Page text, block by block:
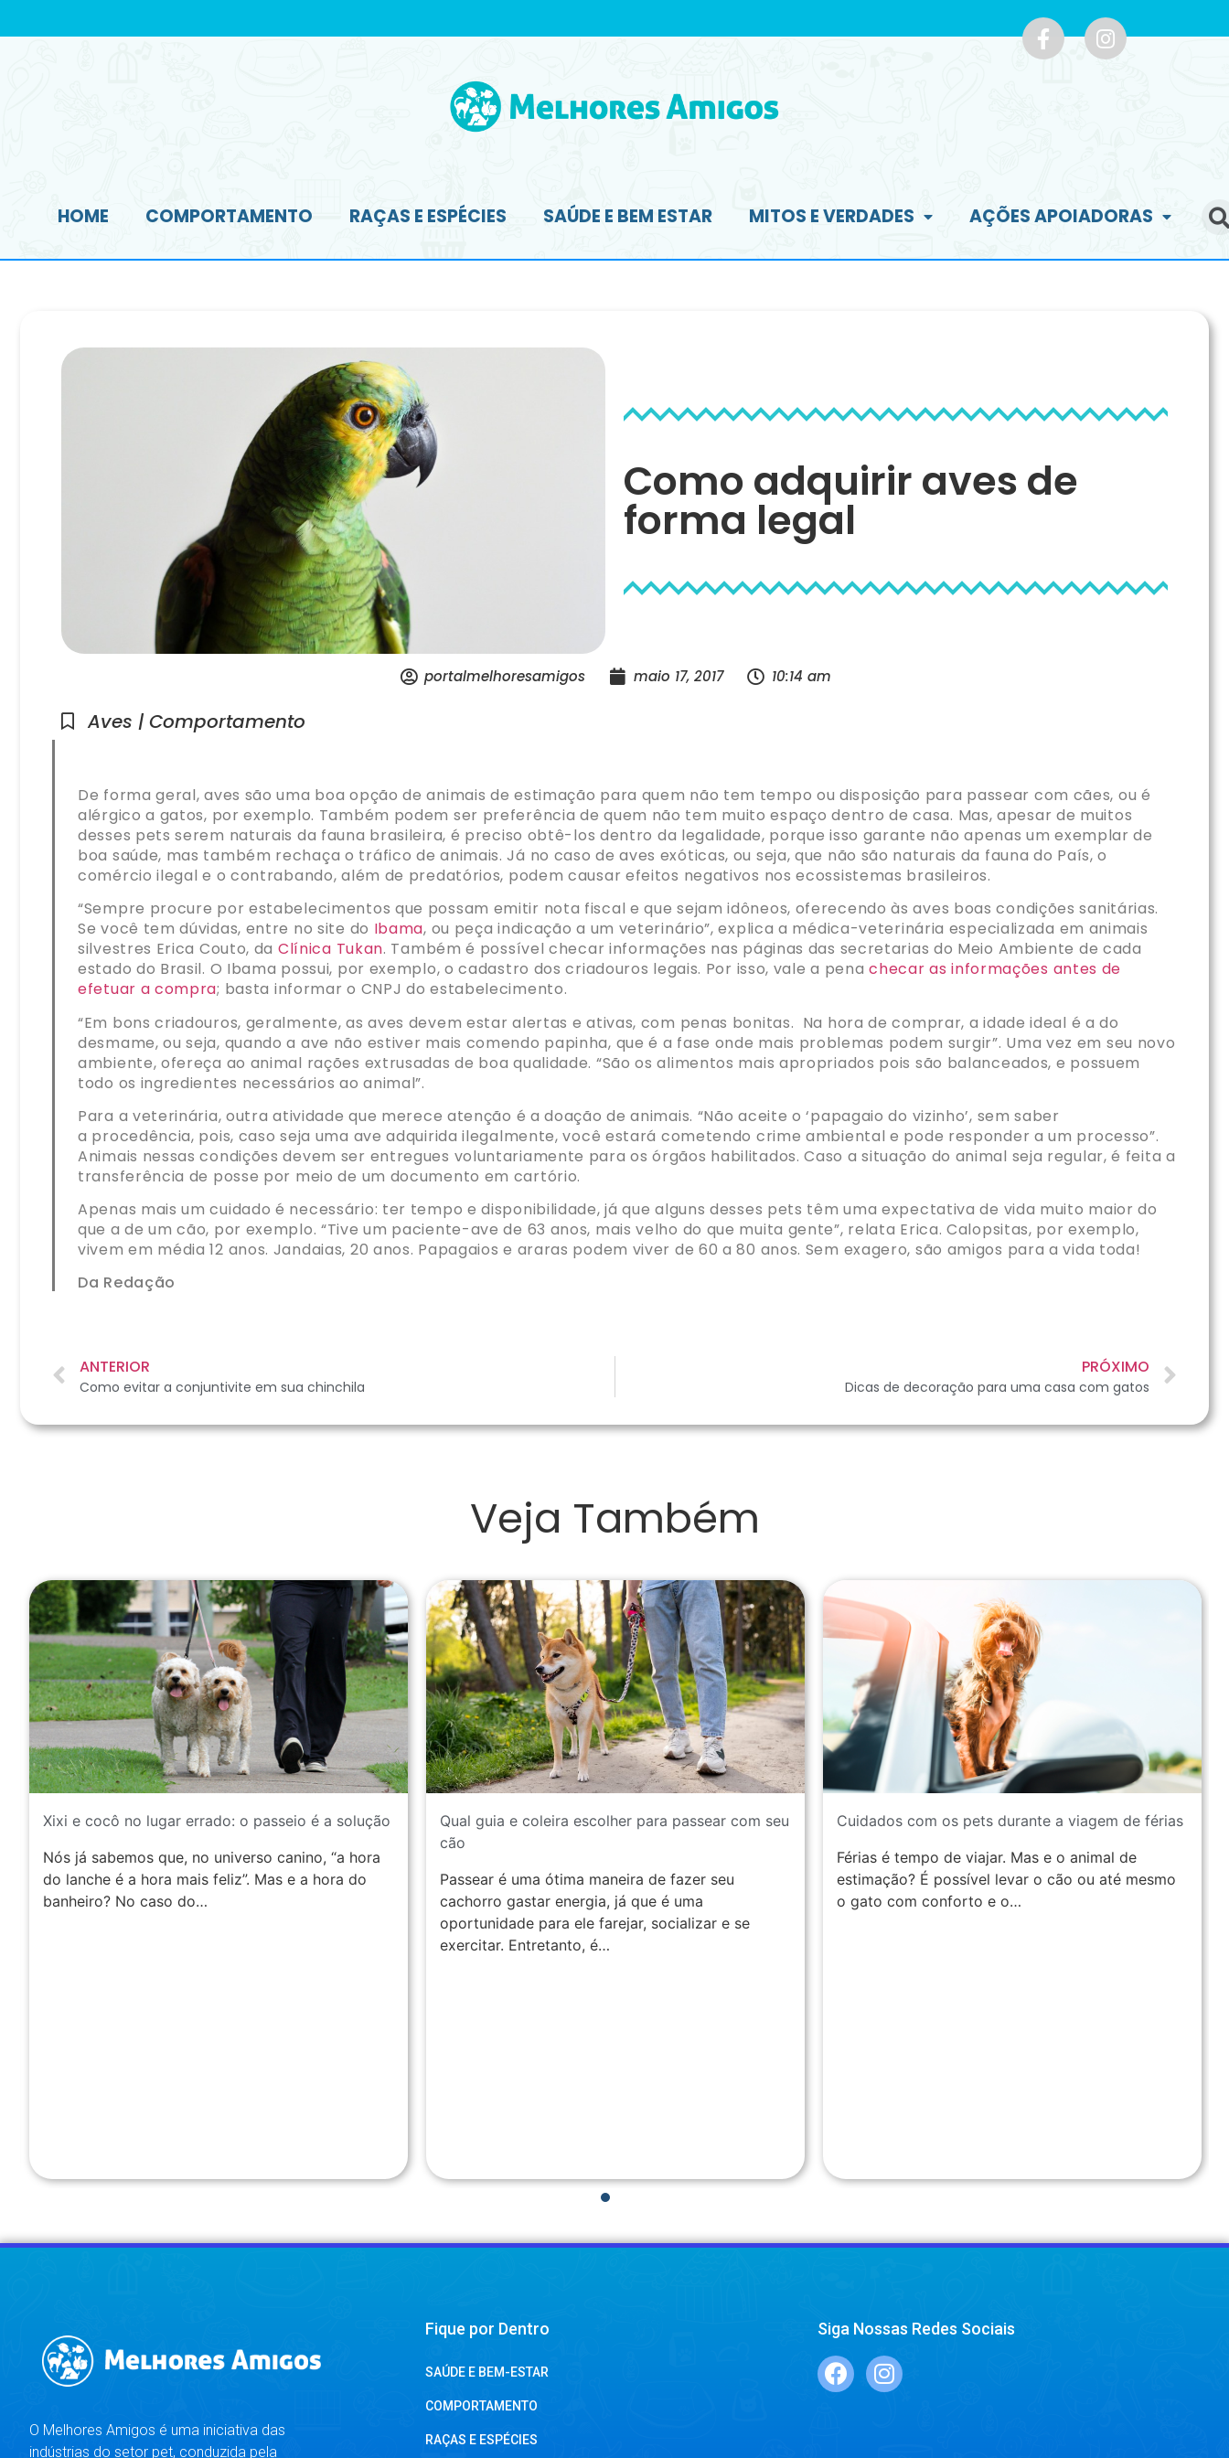
HOME COMPORTAMENTO RAÇAS E ESPÉCIES SAÚDE E BEM ESTAR MITOS E VERDADES AÇÕES APOIADORAS
Como adquirir aves de
forma legal
portalmelhoresamigos maio 17, 2017 10:14 am
Aves | Comportamento
De forma geral, aves são uma boa opção de animais de estimação para quem não tem tempo ou disposição para passear com cães, ou é
alérgico a gatos, por exemplo. Também podem ser preferência de quem não tem muito espaço dentro de casa. Mas, apesar de muitos
desses pets serem naturais da fauna brasileira, é preciso obtê-los dentro da legalidade, porque isso garante não apenas um exemplar de
boa saúde, mas também rechaça o tráfico de animais. Já no caso de aves exóticas, ou seja, que não são naturais da fauna do País, o
comércio ilegal e o contrabando, além de predatórios, podem causar efeitos negativos nos ecossistemas brasileiros.
“Sempre procure por estabelecimentos que possam emitir nota fiscal e que sejam idôneos, oferecendo às aves boas condições sanitárias.
Se você tem dúvidas, entre no site do Ibama, ou peça indicação a um veterinário”, explica a médica-veterinária especializada em animais
silvestres Erica Couto, da Clínica Tukan. Também é possível checar informações nas páginas das secretarias do Meio Ambiente de cada
estado do Brasil. O Ibama possui, por exemplo, o cadastro dos criadouros legais. Por isso, vale a penachecar as informações antes de
efetuar a compra; basta informar o CNPJ do estabelecimento.
“Em bons criadouros, geralmente, as aves devem estar alertas e ativas, com penas bonitas. Na hora de comprar, a idade ideal é a do
desmame, ou seja, quando a ave não estiver mais comendo papinha, que é a fase onde mais problemas podem surgir”. Uma vez em seu novo
ambiente, ofereça ao animal rações extrusadas de boa qualidade. “São os alimentos mais apropriados pois são balanceados, e possuem
todo os ingredientes necessários ao animal”.
Para a veterinária, outra atividade que merece atenção é a doação de animais. “Não aceite o ‘papagaio do vizinho’, sem saber
a procedência, pois, caso seja uma ave adquirida ilegalmente, você estará cometendo crime ambiental e pode responder a um processo”.
Animais nessas condições devem ser entregues voluntariamente para os órgãos habilitados. Caso a situação do animal seja regular, é feita a
transferência de posse por meio de um documento em cartório.
Apenas mais um cuidado é necessário: ter tempo e disponibilidade, já que alguns desses pets têm uma expectativa de vida muito maior do
que a de um cão, por exemplo. “Tive um paciente-ave de 63 anos, mais velho do que muita gente”, relata Erica. Calopsitas, por exemplo,
vivem em média 12 anos. Jandaias, 20 anos. Papagaios e araras podem viver de 60 a 80 anos. Sem exagero, são amigos para a vida toda!
Da Redação
ANTERIOR
Como evitar a conjuntivite em sua chinchila
PRÓXIMO
Dicas de decoração para uma casa com gatos
Veja Também
Xixi e cocô no lugar errado: o passeio é a solução
Nós já sabemos que, no universo canino, “a hora
do lanche é a hora mais feliz”. Mas e a hora do
banheiro? No caso do…
Qual guia e coleira escolher para passear com seu
cão
Passear é uma ótima maneira de fazer seu
cachorro gastar energia, já que é uma
oportunidade para ele farejar, socializar e se
exercitar. Entretanto, é…
Cuidados com os pets durante a viagem de férias
Férias é tempo de viajar. Mas e o animal de
estimação? É possível levar o cão ou até mesmo
o gato com conforto e o…
O Melhores Amigos é uma iniciativa das
indústrias do setor pet, conduzida pela
Fique por Dentro
SAÚDE E BEM-ESTAR
COMPORTAMENTO
RAÇAS E ESPÉCIES
Siga Nossas Redes Sociais